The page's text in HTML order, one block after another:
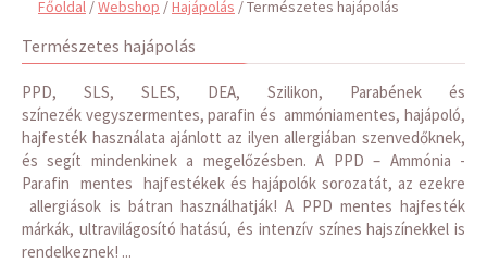
Főoldal /Webshop /Hajápolás / Természetes hajápolás
Természetes hajápolás
PPD, SLS, SLES, DEA, Szilikon, Parabének és
színezék vegyszermentes, parafin és ammóniamentes, hajápoló,
hajfesték használata ajánlott az ilyen allergiában szenvedőknek,
és segít mindenkinek a megelőzésben. A PPD – Ammónia -
Parafin mentes hajfestékek és hajápolók sorozatát, az ezekre
allergiások is bátran használhatják! A PPD mentes hajfesték
márkák, ultravilágosító hatású, és intenzív színes hajszínekkel is
rendelkeznek! ...